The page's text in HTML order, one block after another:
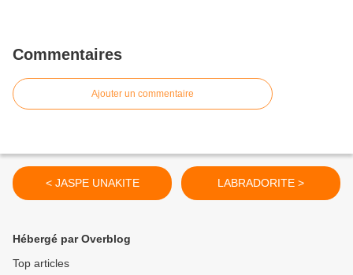
Commentaires
Ajouter un commentaire
< JASPE UNAKITE LABRADORITE >
Hébergé par Overblog
Top articles